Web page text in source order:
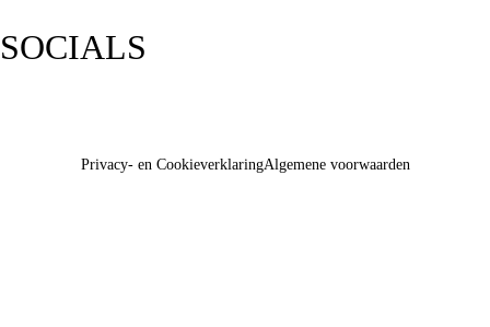
SOCIALS
Privacy- en CookieverklaringAlgemene voorwaarden